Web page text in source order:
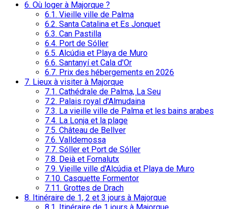
6. Où loger à Majorque ?
6.1. Vieille ville de Palma
6.2. Santa Catalina et Es Jonquet
6.3. Can Pastilla
6.4. Port de Sóller
6.5. Alcúdia et Playa de Muro
6.6. Santanyí et Cala d'Or
6.7. Prix ​​des hébergements en 2026
7. Lieux à visiter à Majorque
7.1. Cathédrale de Palma, La Seu
7.2. Palais royal d'Almudaina
7.3. La vieille ville de Palma et les bains arabes
7.4. La Lonja et la plage
7.5. Château de Bellver
7.6. Valldemossa
7.7. Sóller et Port de Sóller
7.8. Deià et Fornalutx
7.9. Vieille ville d'Alcúdia et Playa de Muro
7.10. Casquette Formentor
7.11. Grottes de Drach
8. Itinéraire de 1, 2 et 3 jours à Majorque
8.1. Itinéraire de 1 jours à Majorque